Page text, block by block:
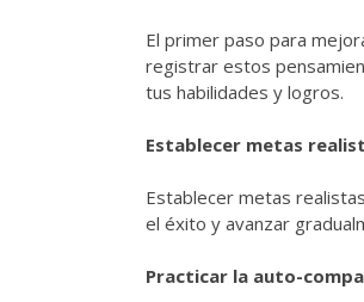
El primer paso para
registrar estos
tus habilidades y logros.
Establecer metas
Establecer metas
el éxito y avanzar
Practicar la auto-